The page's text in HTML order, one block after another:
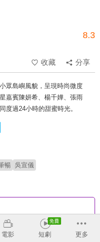
8.3
收藏
分享
眾島嶼風貌，呈現時尚微度
嘉賓陳妍希、楊千嬅、張雨
度過24小時的甜蜜時光。
暢 吳宣儀
正序
電影 短劇 更多